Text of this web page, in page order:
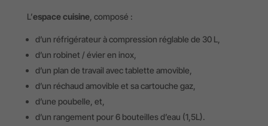
L’espace cuisine, composé :
d’un réfrigérateur à compression réglable de 30 L,
d’un robinet / évier en inox,
d’un plan de travail avec tablette amovible,
d’un réchaud amovible et sa cartouche gaz,
d’une poubelle, et,
d’un rangement pour 6 bouteilles d’eau (1,5L).